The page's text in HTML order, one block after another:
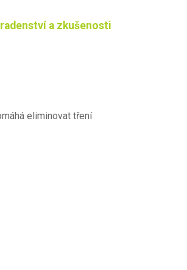
a zkušenosti
eliminovat tření